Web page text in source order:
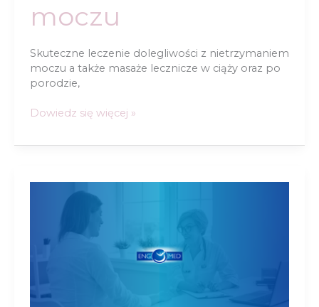
moczu
Skuteczne leczenie dolegliwości z nietrzymaniem
moczu a także masaże lecznicze w ciąży oraz po
porodzie,
Problem
nietrzymaniem
Dowiedz się więcej »